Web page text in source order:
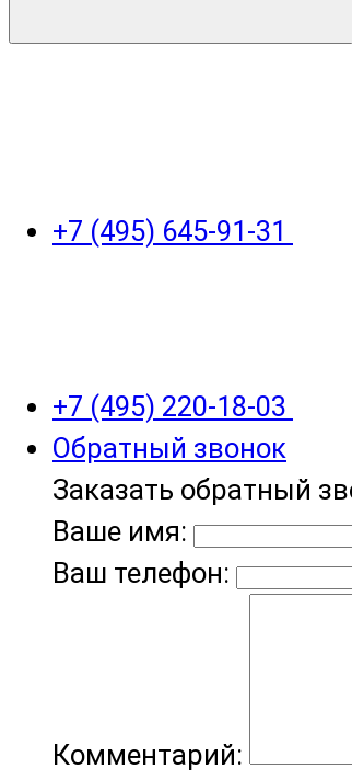
+7 (495) 645-91-31
+7 (495) 220-18-03
Обратный звонок
Заказать обратный
Ваше имя:
Ваш телефон:
Комментарий: